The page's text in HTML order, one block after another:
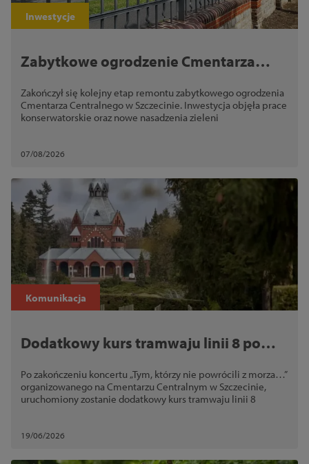
Inwestycje
Zabytkowe ogrodzenie Cmentarza
Zakończył się kolejny etap remontu zabytkowego ogrodzenia
Cmentarza Centralnego w Szczecinie. Inwestycja objęła prace
konserwatorskie oraz nowe nasadzenia zieleni
07/08/2026
Komunikacja
Dodatkowy kurs tramwaju linii 8 po
Po zakończeniu koncertu „Tym, którzy nie powrócili z morza…”
organizowanego na Cmentarzu Centralnym w Szczecinie,
uruchomiony zostanie dodatkowy kurs tramwaju linii 8
19/06/2026